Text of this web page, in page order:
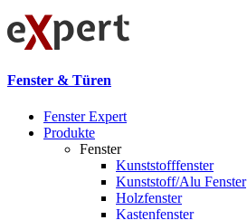
Fenster & Türen
Fenster Expert
Produkte
Fenster
Kunststofffenster
Kunststoff/Alu Fenster
Holzfenster
Kastenfenster